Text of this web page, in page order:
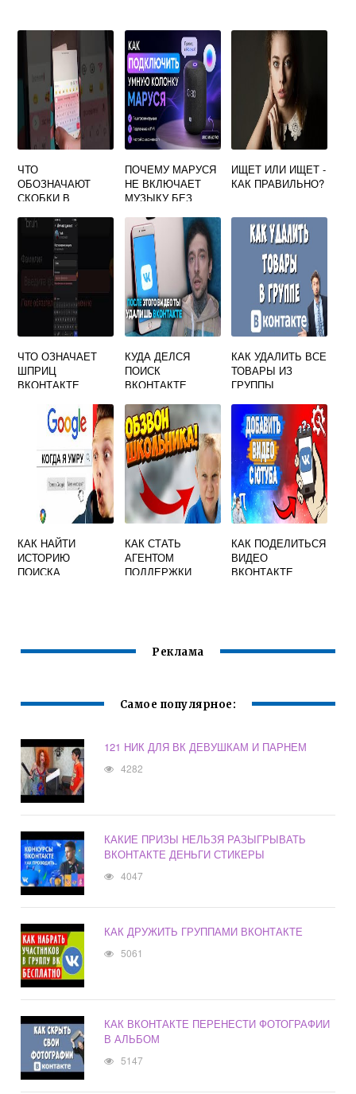
ЧТО
ОБОЗНАЧАЮТ
СКОБКИ В
ПОЧЕМУ МАРУСЯ
НЕ ВКЛЮЧАЕТ
МУЗЫКУ БЕЗ
ВКОНТАКТЕ
ИЩЕТ ИЛИ ИЩЕТ -
КАК ПРАВИЛЬНО?
ЧТО ОЗНАЧАЕТ
ШПРИЦ
ВКОНТАКТЕ
КУДА ДЕЛСЯ
ПОИСК
ВКОНТАКТЕ
КАК УДАЛИТЬ ВСЕ
ТОВАРЫ ИЗ
ГРУППЫ
СРАЗУ
КАК НАЙТИ
ИСТОРИЮ
ПОИСКА
КАК СТАТЬ
АГЕНТОМ
ПОДДЕРЖКИ
КАК ПОДЕЛИТЬСЯ
ВИДЕО
ВКОНТАКТЕ
Реклама
Самое популярное:
121 НИК ДЛЯ ВК ДЕВУШКАМ И ПАРНЕМ
4282
КАКИЕ ПРИЗЫ НЕЛЬЗЯ РАЗЫГРЫВАТЬ
ВКОНТАКТЕ ДЕНЬГИ СТИКЕРЫ
4047
КАК ДРУЖИТЬ ГРУППАМИ ВКОНТАКТЕ
5061
КАК ВКОНТАКТЕ ПЕРЕНЕСТИ ФОТОГРАФИИ
В АЛЬБОМ
5147